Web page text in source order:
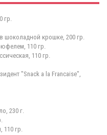
гр.
крошке, 200 гр.
110 гр.
110 гр.
"Snack a la Francaise",
230 г.
110 гр.